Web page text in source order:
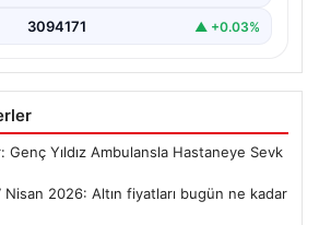
3094171 ▲ +0.03%
Yıldız Ambulansla Hastaneye Sevk
Nisan 2026: Altın fiyatları bugün ne kadar